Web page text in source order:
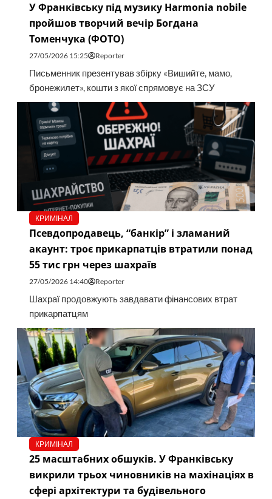
У Франківську під музику Harmonia nobile
пройшов творчий вечір Богдана
Томенчука (ФОТО)
27/05/2026 15:25 Reporter
Письменник презентував збірку «Вишийте, мамо,
бронежилет», кошти з якої спрямовує на ЗСУ
КРИМІНАЛ
Псевдопродавець, “банкір” і зламаний
акаунт: троє прикарпатців втратили понад
55 тис грн через шахраїв
27/05/2026 14:40 Reporter
Шахраї продовжують завдавати фінансових втрат
прикарпатцям
КРИМІНАЛ
25 масштабних обшуків. У Франківську
викрили трьох чиновників на махінаціях в
сфері архітектури та будівельного